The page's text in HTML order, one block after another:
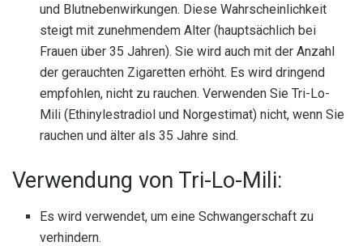
und Blutnebenwirkungen. Diese Wahrscheinlichkeit
steigt mit zunehmendem Alter (hauptsächlich bei
Frauen über 35 Jahren). Sie wird auch mit der Anzahl
der gerauchten Zigaretten erhöht. Es wird dringend
empfohlen, nicht zu rauchen. Verwenden Sie Tri-Lo-
Mili (Ethinylestradiol und Norgestimat) nicht, wenn Sie
rauchen und älter als 35 Jahre sind.
Verwendung von Tri-Lo-Mili:
Es wird verwendet, um eine Schwangerschaft zu
verhindern.